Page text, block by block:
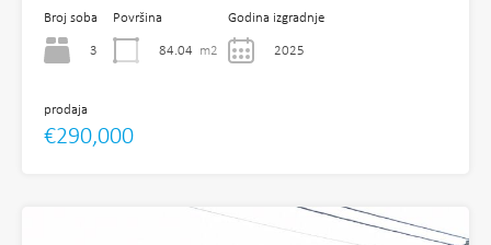
Broj soba
3
Površina
84.04 m2
Godina izgradnje
2025
prodaja
€290,000